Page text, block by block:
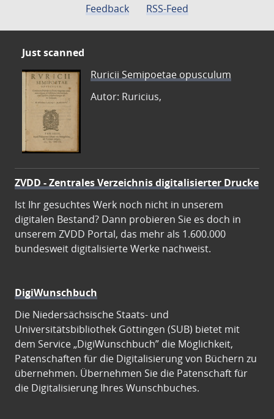
Feedback
RSS-Feed
Just scanned
Ruricii Semipoetae opusculum
Autor: Ruricius,
ZVDD - Zentrales Verzeichnis digitalisierter Drucke
Ist Ihr gesuchtes Werk noch nicht in unserem
digitalen Bestand? Dann probieren Sie es doch in
unserem ZVDD Portal, das mehr als 1.600.000
bundesweit digitalisierte Werke nachweist.
DigiWunschbuch
Die Niedersächsische Staats- und
Universitätsbibliothek Göttingen (SUB) bietet mit
dem Service „DigiWunschbuch” die Möglichkeit,
Patenschaften für die Digitalisierung von Büchern zu
übernehmen. Übernehmen Sie die Patenschaft für
die Digitalisierung Ihres Wunschbuches.